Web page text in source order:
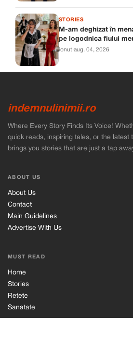
STORIES
M-am deghizat în
pe logodnica fiului
ionut·aug. 04, 2026
indemnulinimii.ro
Where Every Story Finds Its Voice!
quick reads, inspiring tales, or the latest
brings you stories that are just a tap
ABOUT US
About Us
Contact
Main Guidelines
Advertise With Us
MUST READ
Home
Stories
Retete
Sanatate